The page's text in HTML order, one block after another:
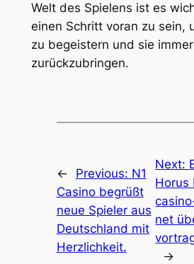
Welt des Spielens ist es
einen Schritt voran zu sein,
zu begeistern und sie
zurückzubringen.
← Previous: N1
Casino begrüßt
neue Spieler aus
Deutschland mit
Herzlichkeit.
Next:
Horus
net
→